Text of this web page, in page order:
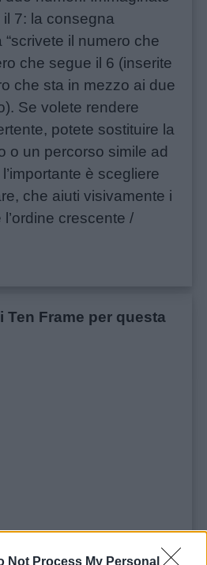
Not Process My Personal
7: la consegna
“scrivete il numero che
che segue il 6 (inserite
che sta in mezzo ai due
Se volete rendere
potete sostituire la
o un percorso simile ad
è scegliere
che aiuti visivamente i
crescente /
Ten Frame per questa